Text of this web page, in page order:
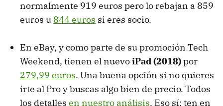
normalmente 919 euros pero lo rebajan a 859
euros u 844 euros si eres socio.
En eBay, y como parte de su promoción Tech
Weekend, tienen el nuevoiPad (2018)por
279,99 euros. Una buena opción si no quieres
irte al Pro y buscas algo bien de precio. Todos
los detalles en nuestro análisis. Eso sí: ten en